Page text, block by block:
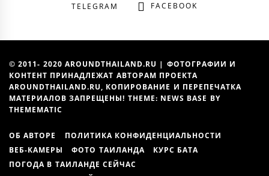
TELEGRAM
FACEBOOK
© 2011- 2020 AROUNDTHAILAND.RU | ФОТОГРАФИИ И
КОНТЕНТ ПРИНАДЛЕЖАТ АВТОРАМ ПРОЕКТА
AROUNDTHAILAND.RU, КОПИРОВАНИЕ И ПЕРЕПЕЧАТКА
МАТЕРИАЛОВ ЗАПРЕЩЕНЫ! THEME: NEWS BASE BY
THEMEMATIC
ОБ АВТОРЕ
ПОЛИТИКА КОНФИДЕНЦИАЛЬНОСТИ
ВЕБ-КАМЕРЫ
ФОТО ТАИЛАНДА
КУРС БАТА
ПОГОДА В ТАИЛАНДЕ СЕЙЧАС